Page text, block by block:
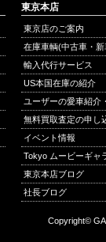
東京本店
東京店のご案内
在庫車輌(中古車・
輸入代行サービス
US本国在庫の紹介
ユーザーの愛車紹介
無料買取査定の申し
イベント情報
Tokyo ムービーギャ
東京本店ブログ
社長ブログ
Copyright©